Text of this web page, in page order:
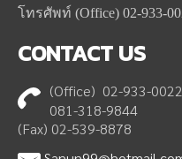
โทรศัพท์ (Office) 02-933-
CONTACTUS
(Office) 02-933-
081-318-9844
(Fax) 02-539-8878